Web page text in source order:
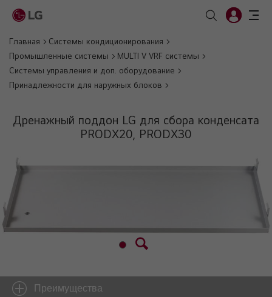
Главная
Системы кондиционирования
Промышленные системы
MULTI V VRF системы
Системы управления и доп. оборудование
Принадлежности для наружных блоков
Дренажный поддон LG для сбора конденсата
PRODX20, PRODX30
Преимущества